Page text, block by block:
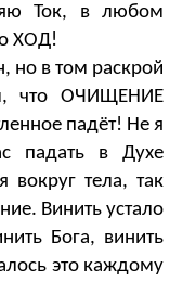
Ток, в любом
ХОД!
но в том раскрой
что ОЧИЩЕНИЕ
падёт! Не я
падать в Духе
вокруг тела, так
Винить устало
Бога, винить
это каждому